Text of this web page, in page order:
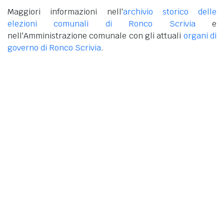
Maggiori informazioni nell'archivio storico delle
elezioni comunali di Ronco Scriviae
nell'Amministrazione comunale con gli attuali organi di
governo di Ronco Scrivia.